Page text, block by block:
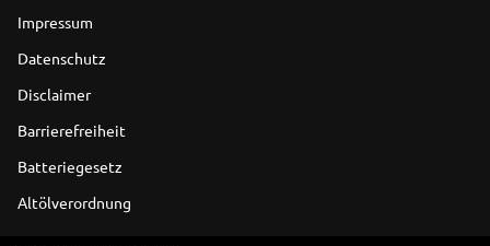
Impressum
Datenschutz
Disclaimer
Barrierefreiheit
Batteriegesetz
Altölverordnung